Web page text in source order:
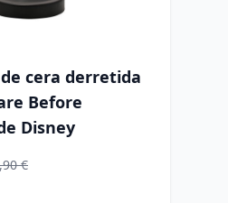
cera derretida
Before
Disney
€